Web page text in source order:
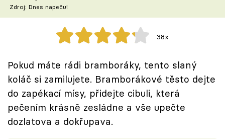
Speciál: Cuketa
Těhotnej kuchař
Sledujte prima+
Přihlášení
Zdroj: Dnes napeču!
38x
Pokud máte rádi bramboráky, tento slaný
koláč si zamilujete. Bramborákové těsto dejte
do zapékací mísy, přidejte cibuli, která
pečením krásně zesládne a vše upečte
dozlatova a dokřupava.